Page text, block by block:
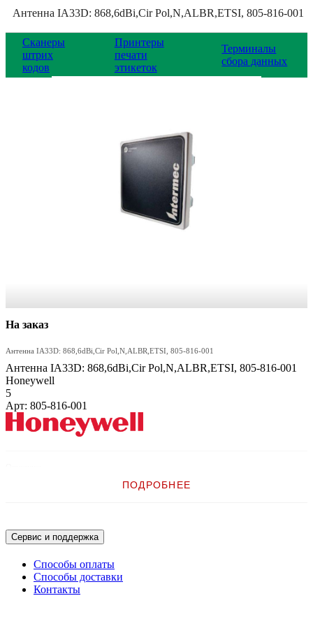
Антенна IA33D: 868,6dBi,Cir Pol,N,ALBR,ETSI, 805-816-001
Сканеры
штрих
кодов
Принтеры
печати
этикеток
Терминалы
сбора данных
На заказ
Антенна IA33D: 868,6dBi,Cir Pol,N,ALBR,ETSI, 805-816-001
Антенна IA33D: 868,6dBi,Cir Pol,N,ALBR,ETSI, 805-816-001
Honeywell
5
Арт: 805-816-001
Антенна IA33D: 868,6dBi,Cir Pol,N,ALBR,ETSI
ПОДРОБНЕЕ
Сервис и поддержка
Способы оплаты
Способы доставки
Контакты